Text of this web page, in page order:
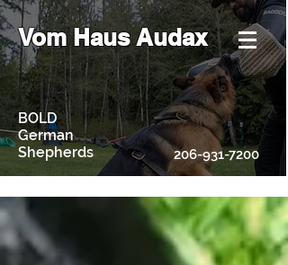
Vom Haus Audax
BOLD
German
Shepherds
206-931-7200